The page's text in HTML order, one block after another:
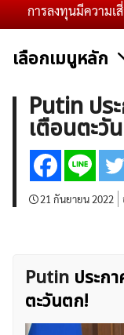
ค้นหา
สำหรับ:
การลงทุนมีความเสี่ย
เลือกเมนูหลัก
ข่าวฟอเร็กซ์และสกุลเ
บทวิเคราะห์
เศรษฐ
สินค้าโภคภัณฑ์
โบ
กองทุน Forex
ฟรี
Putin ปร
เตือนตะวั
21 กันยายน 2022
Putin ประก
ตะวันตก!